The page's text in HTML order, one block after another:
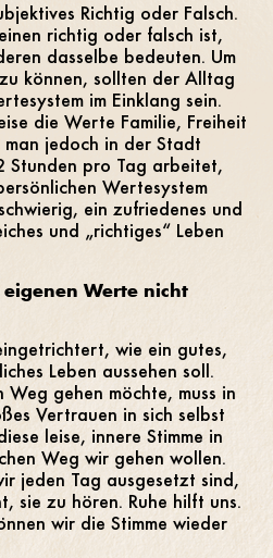
Richtig oder Falsch.
richtig oder falsch ist,
dasselbe bedeuten. Um
können, sollten der Alltag
im Einklang sein.
die Werte Familie, Freiheit
jedoch in der Stadt
Stunden pro Tag arbeitet,
Wertesystem
ein zufriedenes und
und „richtiges“ Leben
Werte nicht
wie ein gutes,
Leben aussehen soll.
gehen möchte, muss in
Vertrauen in sich selbst
leise, innere Stimme in
Weg wir gehen wollen.
jeden Tag ausgesetzt sind,
sie zu hören. Ruhe hilft uns.
wir die Stimme wieder